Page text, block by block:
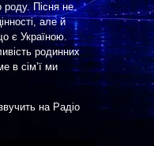
роду. Пісня не
але й
є Україною.
родинних
в сім’ї ми
на Радіо